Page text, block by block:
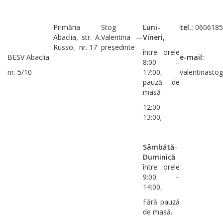
BESV Abaclia
nr. 5/10
Primăria
Abaclia, str. A.
Russo, nr. 17
Stog
Valentina —
președinte
Luni-
Vineri,
între orele
8:00 –
17:00,
pauză de
masă
12:00–
13:00;
Sâmbătă-
Duminică
între orele
9:00 –
14:00,
Fără pauză
de masă.
tel.:
e-mail: